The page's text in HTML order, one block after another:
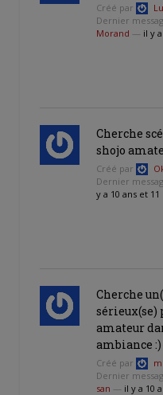
Créé par
Dernier
Morand — il y
Cherche
shojo
Créé par
Dernier
y a 10 ans et
Cherche
sérieux(se)
amateur
ambiance :)
Créé par
Dernier
san — il y a 10